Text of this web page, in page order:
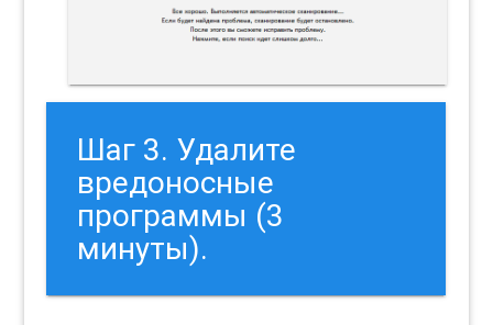
Шаг 3. Удалите
вредоносные
программы (3
минуты).